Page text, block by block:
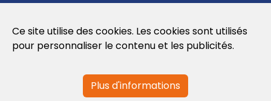
Conditions d'utilisation
Contactez-nous
Ce site utilise des cookies. Les cookies sont utilisés
pour personnaliser le contenu et les publicités.
Plus d'informations